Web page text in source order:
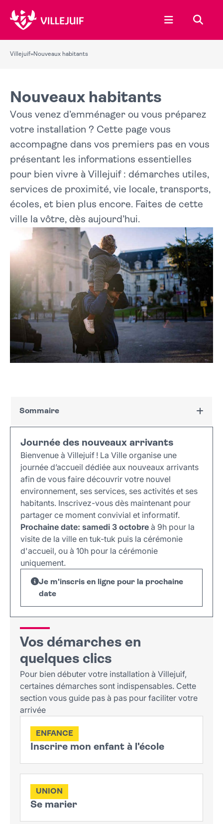
Ouvrir le
Villejuif»Nouveaux habitants
Nouveaux habitants
Vous venez d’emménager ou vous préparez
votre installation ? Cette page vous
accompagne dans vos premiers pas en vous
présentant les informations essentielles
pour bien vivre à Villejuif : démarches utiles,
services de proximité, vie locale, transports,
écoles, et bien plus encore. Faites de cette
ville la vôtre, dès aujourd’hui.
Sommaire
Journée des nouveaux arrivants
Vos démarches en quelques clics
Vie culturelle et sportive
Les prochains événements
Plus d'informations
Les parcs, squares et jardins municipaux
Écoles maternelles et élémentaires
Collèges et lycées
Vous êtes étudiant ou étudiante ?
Ramassage des poubelles et tri
Aides sociales, CCAS et lutte contre les
discriminations
Journée des nouveaux arrivants
Bienvenue à Villejuif ! La Ville organise une
journée d’accueil dédiée aux nouveaux arrivants
afin de vous faire découvrir votre nouvel
environnement, ses services, ses activités et ses
habitants. Inscrivez-vous dès maintenant pour
partager ce moment convivial et informatif.
Prochaine date: samedi 3 octobre à 9h pour la
visite de la ville en tuk-tuk puis la cérémonie
d'accueil, ou à 10h pour la cérémonie
uniquement.
Je m'inscris en ligne pour la prochaine
date
Vos démarches en
quelques clics
Pour bien débuter votre installation à Villejuif,
certaines démarches sont indispensables. Cette
section vous guide pas à pas pour faciliter votre
arrivée
Inscrire mon enfant à l'école
ENFANCE
Se marier
UNION